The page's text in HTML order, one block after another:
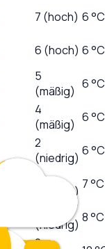
7 (hoch) 6 °C
6 (hoch) 6 °C
5
(mäßig) 6 °C
4
(mäßig) 6 °C
2
(niedrig) 6 °C
(niedrig) 7 °C
(niedrig) 8 °C
0